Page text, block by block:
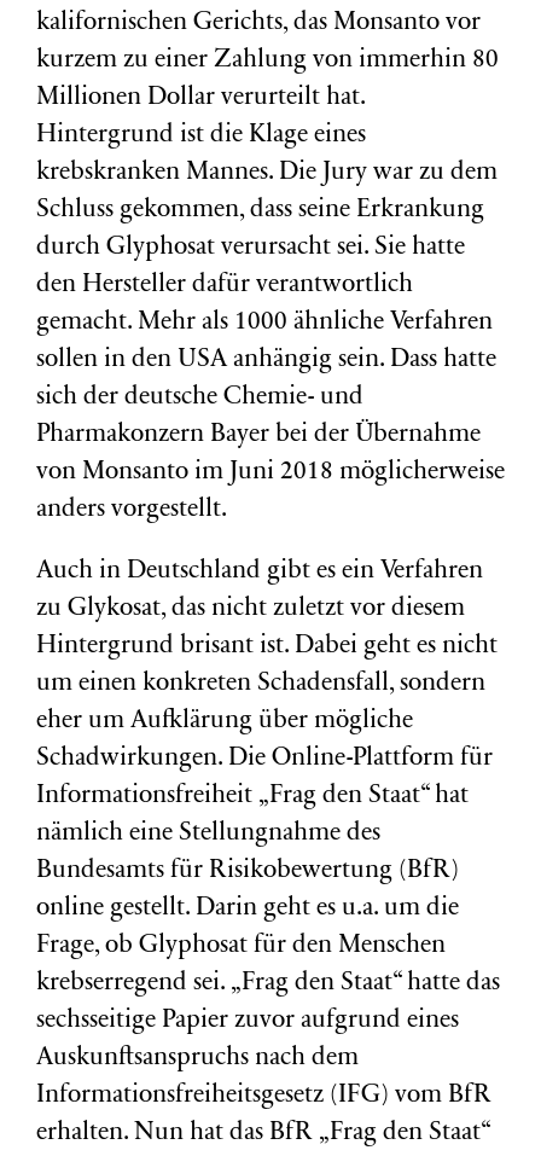
kalifornischen Gerichts, das Monsanto vor
kurzem zu einer Zahlung von immerhin 80
Millionen Dollar verurteilt hat.
Hintergrund ist die Klage eines
krebskranken Mannes. Die Jury war zu dem
Schluss gekommen, dass seine Erkrankung
durch Glyphosat verursacht sei. Sie hatte
den Hersteller dafür verantwortlich
gemacht. Mehr als 1000 ähnliche Verfahren
sollen in den USA anhängig sein. Dass hatte
sich der deutsche Chemie- und
Pharmakonzern Bayer bei der Übernahme
von Monsanto im Juni 2018 möglicherweise
anders vorgestellt.
Auch in Deutschland gibt es ein Verfahren
zu Glykosat, das nicht zuletzt vor diesem
Hintergrund brisant ist. Dabei geht es nicht
um einen konkreten Schadensfall, sondern
eher um Aufklärung über mögliche
Schadwirkungen. Die Online-Plattform für
Informationsfreiheit „Frag den Staat“ hat
nämlich eine Stellungnahme des
Bundesamts für Risikobewertung (BfR)
online gestellt. Darin geht es u.a. um die
Frage, ob Glyphosat für den Menschen
krebserregend sei. „Frag den Staat“ hatte das
sechsseitige Papier zuvor aufgrund eines
Auskunftsanspruchs nach dem
Informationsfreiheitsgesetz (IFG) vom BfR
erhalten. Nun hat das BfR „Frag den Staat“